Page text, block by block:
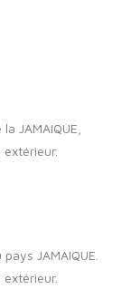
JAMAIQUE,
JAMAIQUE.